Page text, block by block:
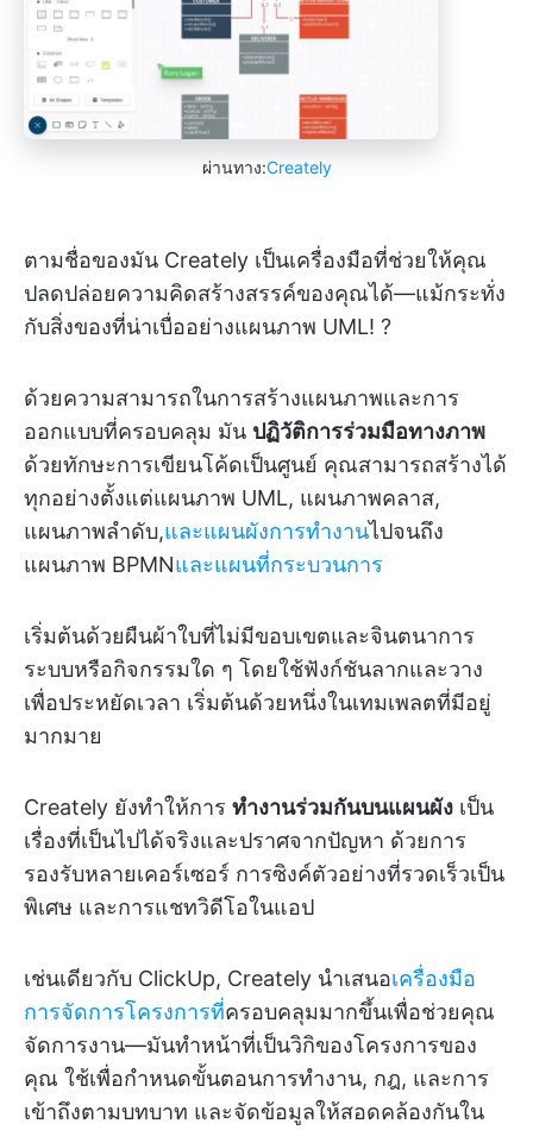
ผ่านทาง:Creately
ตามชื่อของมัน Creately เป็นเครื่องมือที่ช่วยให้คุณ
ปลดปล่อยความคิดสร้างสรรค์ของคุณได้—แม้กระทั่ง
กับสิ่งของที่น่าเบื่ออย่างแผนภาพ UML! ?
ด้วยความสามารถในการสร้างแผนภาพและการ
ออกแบบที่ครอบคลุม มัน ปฏิวัติการร่วมมือทางภาพ
ด้วยทักษะการเขียนโค้ดเป็นศูนย์ คุณสามารถสร้างได้
ทุกอย่างตั้งแต่แผนภาพ UML, แผนภาพคลาส,
แผนภาพลำดับ,และแผนผังการทำงานไปจนถึง
แผนภาพ BPMNและแผนที่กระบวนการ
เริ่มต้นด้วยผืนผ้าใบที่ไม่มีขอบเขตและจินตนาการ
ระบบหรือกิจกรรมใด ๆ โดยใช้ฟังก์ชันลากและวาง
เพื่อประหยัดเวลา เริ่มต้นด้วยหนึ่งในเทมเพลตที่มีอยู่
มากมาย
Creately ยังทำให้การ ทำงานร่วมกันบนแผนผัง เป็น
เรื่องที่เป็นไปได้จริงและปราศจากปัญหา ด้วยการ
รองรับหลายเคอร์เซอร์ การซิงค์ตัวอย่างที่รวดเร็วเป็น
พิเศษ และการแชทวิดีโอในแอป
เช่นเดียวกับ ClickUp, Creately นำเสนอเครื่องมือ
การจัดการโครงการที่ครอบคลุมมากขึ้นเพื่อช่วยคุณ
จัดการงาน—มันทำหน้าที่เป็นวิกิของโครงการของ
คุณ ใช้เพื่อกำหนดขั้นตอนการทำงาน, กฎ, และการ
เข้าถึงตามบทบาท และจัดข้อมูลให้สอดคล้องกันใน